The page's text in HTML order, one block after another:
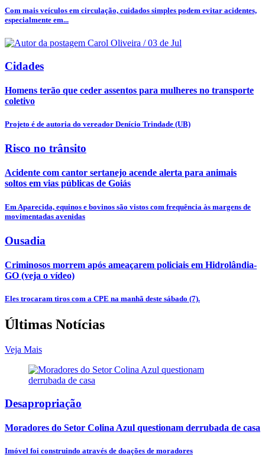
Com mais veículos em circulação, cuidados simples podem evitar acidentes,
especialmente em...
Carol Oliveira / 03 de Jul
Cidades
Homens terão que ceder assentos para mulheres no transporte
coletivo
Projeto é de autoria do vereador Denício Trindade (UB)
Risco no trânsito
Acidente com cantor sertanejo acende alerta para animais
soltos em vias públicas de Goiás
Em Aparecida, equinos e bovinos são vistos com frequência às margens de
movimentadas avenidas
Ousadia
Criminosos morrem após ameaçarem policiais em Hidrolândia-
GO (veja o vídeo)
Eles trocaram tiros com a CPE na manhã deste sábado (7).
Últimas Notícias
Veja Mais
Desapropriação
Moradores do Setor Colina Azul questionam derrubada de casa
Imóvel foi construindo através de doações de moradores